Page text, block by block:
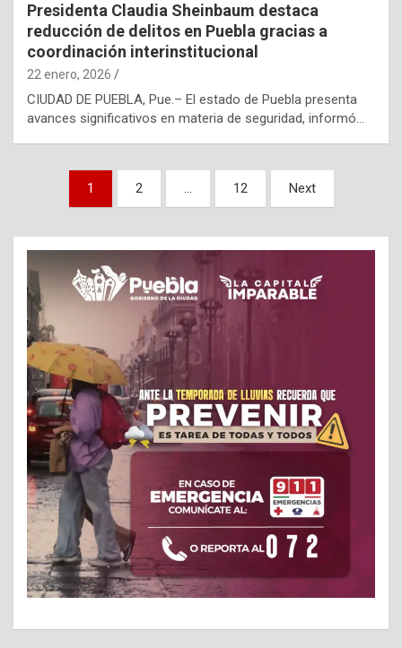
Presidenta Claudia Sheinbaum destaca
reducción de delitos en Puebla gracias a
coordinación interinstitucional
22 enero, 2026
CIUDAD DE PUEBLA, Pue.– El estado de Puebla presenta
avances significativos en materia de seguridad, informó…
Paginación
entradas
1 2 … 12 Next